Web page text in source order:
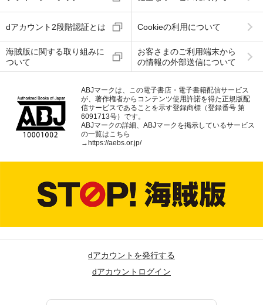
dアカウント2段階認証とは Cookieの利用について
海賊版に関する取り組みに
ついて
お客さまのご利用端末から
の情報の外部送信について
ABJマークは、この電子書店・電子書籍配信サービス
が、著作権者からコンテンツ使用許諾を得た正規版配
信サービスであることを示す登録商標（登録番号 第
6091713号）です。
ABJマークの詳細、ABJマークを掲示しているサービス
の一覧はこちら
→ https://aebs.or.jp/
dアカウントを発行する
dアカウントログイン